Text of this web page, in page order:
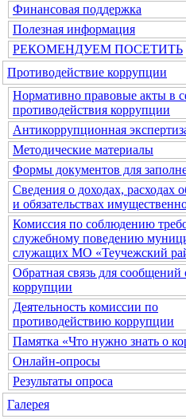
Финансовая поддержка
Полезная информация
РЕКОМЕНДУЕМ ПОСЕТИТЬ
Противодействие коррупции
Нормативно правовые акты в
противодействия коррупции
Антикоррупционная
Методические материалы
Формы документов для
Сведения о доходах, расходах
и обязательствах
Комиссия по соблюдению
служебному поведению
служащих МО «Теучежский
Обратная связь для сообщений
коррупции
Деятельность комиссии по
противодействию коррупции
Памятка «Что нужно знать о
Онлайн-опросы
Результаты опроса
Галерея